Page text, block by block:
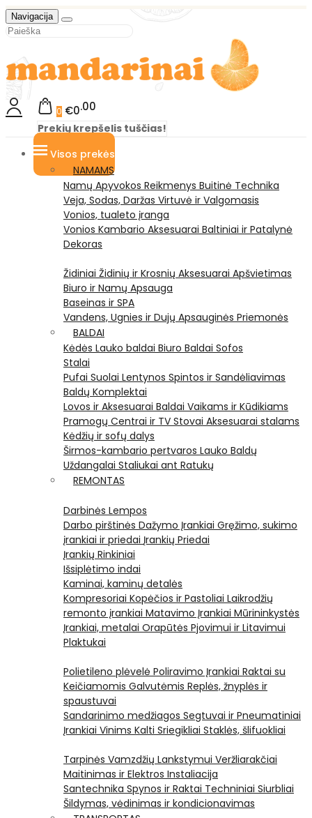
Navigacija
0 €0 00
Prekių krepšelis tuščias!
Visos prekės
NAMAMS
Namų Apyvokos Reikmenys Buitinė Technika
Veja, Sodas, Daržas Virtuvė ir Valgomasis
Vonios, tualeto įranga
Vonios Kambario Aksesuarai Baltiniai ir Patalynė
Dekoras
Židiniai Židinių ir Krosnių Aksesuarai Apšvietimas
Biuro ir Namų Apsauga
Baseinas ir SPA
Vandens, Ugnies ir Dujų Apsauginės Priemonės
BALDAI
Kėdės Lauko baldai Biuro Baldai Sofos
Stalai
Pufai Suolai Lentynos Spintos ir Sandėliavimas
Baldų Komplektai
Lovos ir Aksesuarai Baldai Vaikams ir Kūdikiams
Pramogų Centrai ir TV Stovai Aksesuarai stalams
Kėdžių ir sofų dalys
Širmos-kambario pertvaros Lauko Baldų
Uždangalai Staliukai ant Ratukų
REMONTAS
Darbinės Lempos
Darbo pirštinės Dažymo Įrankiai Gręžimo, sukimo
įrankiai ir priedai Įrankių Priedai
Įrankių Rinkiniai
Išsiplėtimo indai
Kaminai, kaminų detalės
Kompresoriai Kopėčios ir Pastoliai Laikrodžių
remonto įrankiai Matavimo Įrankiai Mūrininkystės
Įrankiai, metalai Orapūtės Pjovimui ir Litavimui
Plaktukai
Polietileno plėvelė Poliravimo Įrankiai Raktai su
Keičiamomis Galvutėmis Replės, žnyplės ir
spaustuvai
Sandarinimo medžiagos Segtuvai ir Pneumatiniai
Įrankiai Vinims Kalti Sriegikliai Staklės, šlifuokliai
Tarpinės Vamzdžių Lankstymui Veržliarakčiai
Maitinimas ir Elektros Instaliacija
Santechnika Spynos ir Raktai Techniniai Siurbliai
Šildymas, vėdinimas ir kondicionavimas